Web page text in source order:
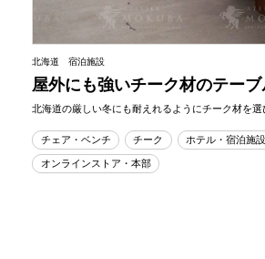
北海道 宿泊施設
屋外にも強いチーク材のテー
北海道の厳しい冬にも耐えれるようにチーク材を
チェア・ベンチ チーク
ホテル・宿泊施設
オンラインストア・本部